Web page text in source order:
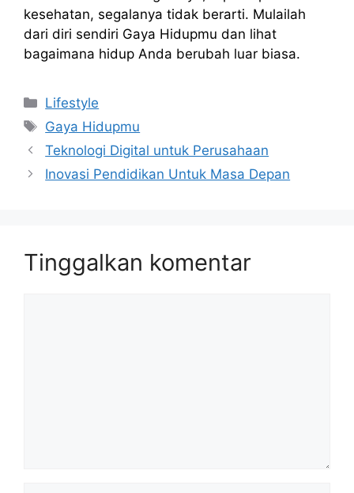
kesehatan, segalanya tidak berarti. Mulailah
dari diri sendiri Gaya Hidupmu dan lihat
bagaimana hidup Anda berubah luar biasa.
Kategori
Lifestyle
Tag
Gaya Hidupmu
Teknologi Digital untuk Perusahaan
Inovasi Pendidikan Untuk Masa Depan
Tinggalkan komentar